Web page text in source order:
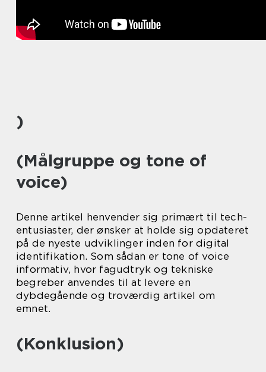
)
(Målgruppe og tone of
voice)
Denne artikel henvender sig primært til tech-
entusiaster, der ønsker at holde sig opdateret
på de nyeste udviklinger inden for digital
identifikation. Som sådan er tone of voice
informativ, hvor fagudtryk og tekniske
begreber anvendes til at levere en
dybdegående og troværdig artikel om
emnet.
(Konklusion)